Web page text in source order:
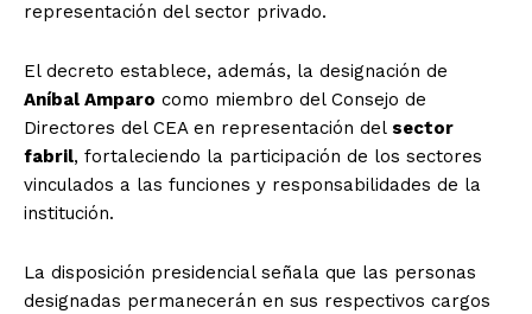
representación del sector privado.
El decreto establece, además, la designación de
Aníbal Amparo como miembro del Consejo de
Directores del CEA en representación del sector
fabril, fortaleciendo la participación de los sectores
vinculados a las funciones y responsabilidades de la
institución.
La disposición presidencial señala que las personas
designadas permanecerán en sus respectivos cargos